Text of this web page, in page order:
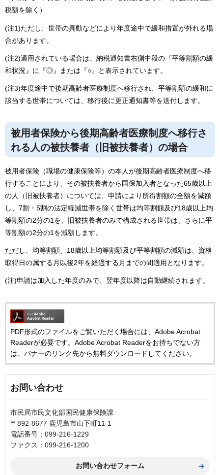
税額を除く）
(注1)ただし、世帯の異動などにより年度途中で緩和措置が外れる場
合があります。
(注2)適用されている場合は、納税通知書右側中段の『平等割額の緩
和状況』に『◎』または『○』と表示されています。
(注3)年度途中で後期高齢者医療制度へ移行され、平等割額の緩和に
該当する世帯については、移行後に更正通知書等を送付します。
被用者保険から後期高齢者医療制度へ移行さ
れる人の被扶養者（旧被扶養者）の場合
被用者保険（職場の健康保険等）の本人が後期高齢者医療制度へ移
行することにより、その被扶養者から国保加入者となった65歳以上
の人（旧被扶養者）については、申請により所得割額の全額を減額
し、7割・5割の法定軽減世帯を除く世帯は均等割額及び18歳以上均
等割額の2分の1を、旧被扶養者のみで構成される世帯は、さらに平
等割額の2分の1を減額します。
ただし、均等割額、18歳以上均等割額及び平等割額の減額は、資格
取得日の属する月以後2年を経過する月までの間適用となります。
(注)申請は加入した年度のみで、翌年度以降は自動継続されます。
PDF形式のファイルをご覧いただく場合には、Adobe Acrobat
Readerが必要です。Adobe Acrobat Readerをお持ちでない方
は、バナーのリンク先から無料ダウンロードしてください。
お問い合わせ
市民局市民文化部国民健康保険課
〒892-8677 鹿児島市山下町11-1
電話番号：099-216-1229
ファクス：099-216-1200